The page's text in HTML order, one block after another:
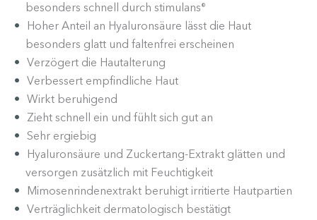
besonders schnell durch stimulans®
Hoher Anteil an Hyaluronsäure lässt die Haut
besonders glatt und faltenfrei erscheinen
Verzögert die Hautalterung
Verbessert empfindliche Haut
Wirkt beruhigend
Zieht schnell ein und fühlt sich gut an
Sehr ergiebig
Hyaluronsäure und Zuckertang-Extrakt glätten und
versorgen zusätzlich mit Feuchtigkeit
Mimosenrindenextrakt beruhigt irritierte Hautpartien
Verträglichkeit dermatologisch bestätigt